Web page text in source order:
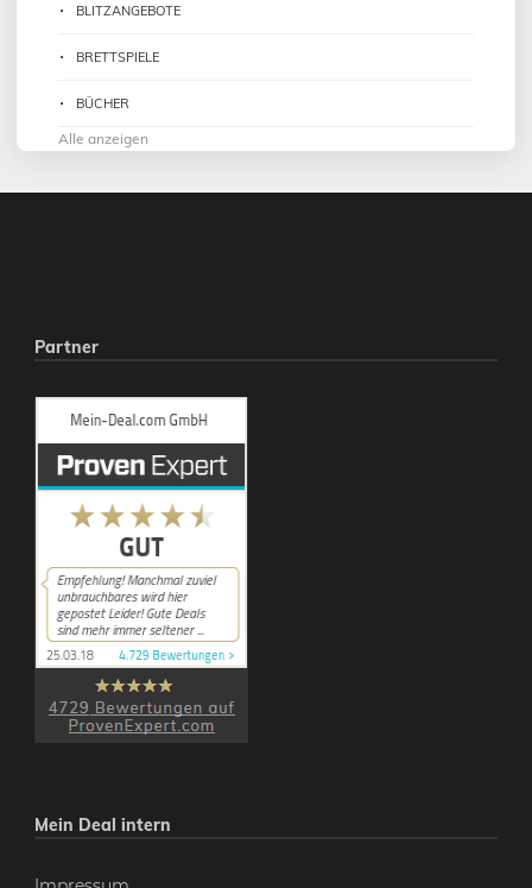
BLITZANGEBOTE
BRETTSPIELE
BÜCHER
Alle anzeigen
Partner
Mein Deal intern